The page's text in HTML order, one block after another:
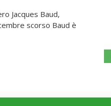
Jacques Baud,
scorso Baud è